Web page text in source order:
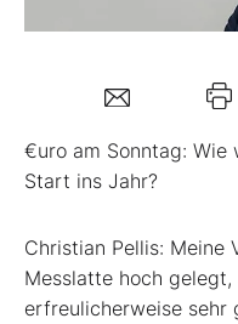
Folgen Sie uns
Kontakt
€uro am Sonntag: Wie
Start ins Jahr?
Christian Pellis: Meine
Messlatte hoch
erfreulicherweise